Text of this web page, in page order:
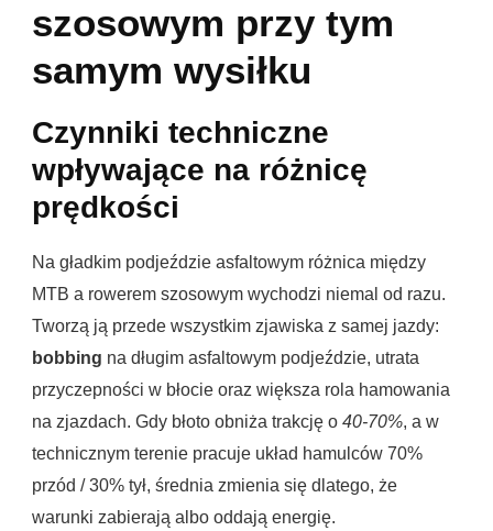
szosowym przy tym
samym wysiłku
Czynniki techniczne
wpływające na różnicę
prędkości
Na gładkim podjeździe asfaltowym różnica między
MTB a rowerem szosowym wychodzi niemal od razu.
Tworzą ją przede wszystkim zjawiska z samej jazdy:
bobbing na długim asfaltowym podjeździe, utrata
przyczepności w błocie oraz większa rola hamowania
na zjazdach. Gdy błoto obniża trakcję o 40-70%, a w
technicznym terenie pracuje układ hamulców 70%
przód / 30% tył, średnia zmienia się dlatego, że
warunki zabierają albo oddają energię.